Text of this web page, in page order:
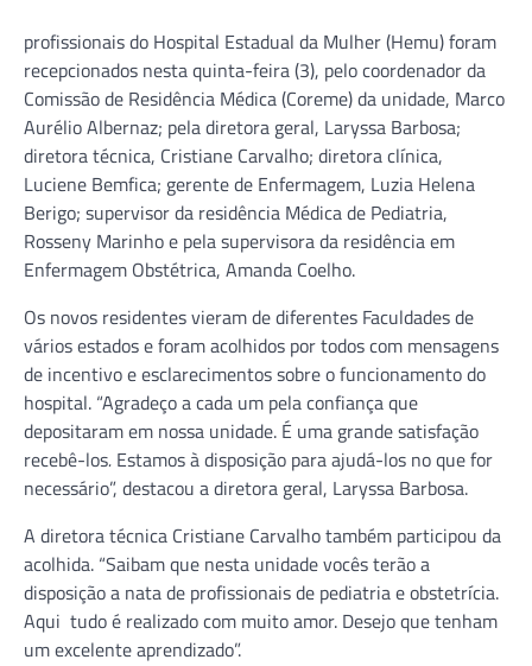
profissionais do Hospital Estadual da Mulher (Hemu) foram
recepcionados nesta quinta-feira (3), pelo coordenador da
Comissão de Residência Médica (Coreme) da unidade, Marco
Aurélio Albernaz; pela diretora geral, Laryssa Barbosa;
diretora técnica, Cristiane Carvalho; diretora clínica,
Luciene Bemfica; gerente de Enfermagem, Luzia Helena
Berigo; supervisor da residência Médica de Pediatria,
Rosseny Marinho e pela supervisora da residência em
Enfermagem Obstétrica, Amanda Coelho.
Os novos residentes vieram de diferentes Faculdades de
vários estados e foram acolhidos por todos com mensagens
de incentivo e esclarecimentos sobre o funcionamento do
hospital. “Agradeço a cada um pela confiança que
depositaram em nossa unidade. É uma grande satisfação
recebê-los. Estamos à disposição para ajudá-los no que for
necessário”, destacou a diretora geral, Laryssa Barbosa.
A diretora técnica Cristiane Carvalho também participou da
acolhida. “Saibam que nesta unidade vocês terão a
disposição a nata de profissionais de pediatria e obstetrícia.
Aqui tudo é realizado com muito amor. Desejo que tenham
um excelente aprendizado”.